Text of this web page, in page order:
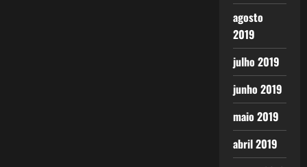
agosto
2019
julho 2019
junho 2019
maio 2019
abril 2019